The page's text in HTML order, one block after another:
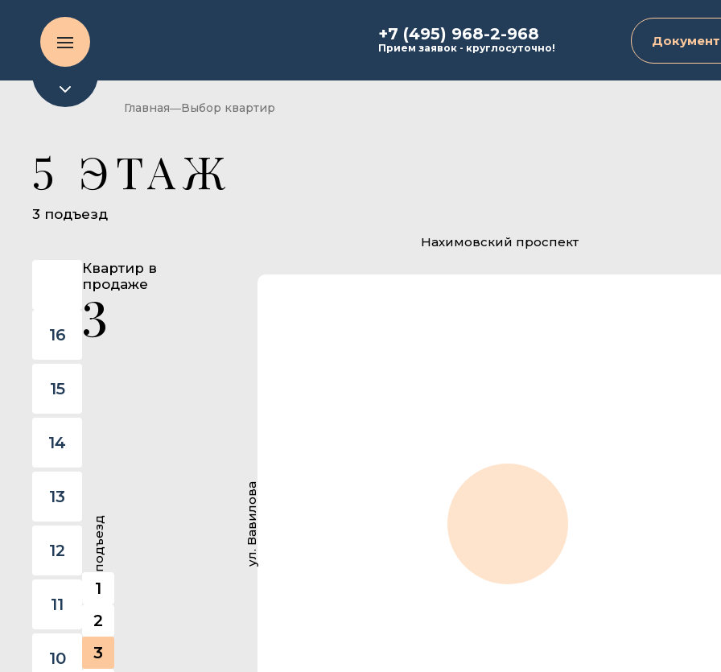
+7 (495) 968-2-968
Прием заявок - круглосуточно!
Главная Выбор квартир
5 ЭТАЖ
3 подъезд
10
11
12
13
14
15
16
18
Квартир в
продаже
3
подъезд
1
2
3
ул. Вавилова
Нахимовский проспект